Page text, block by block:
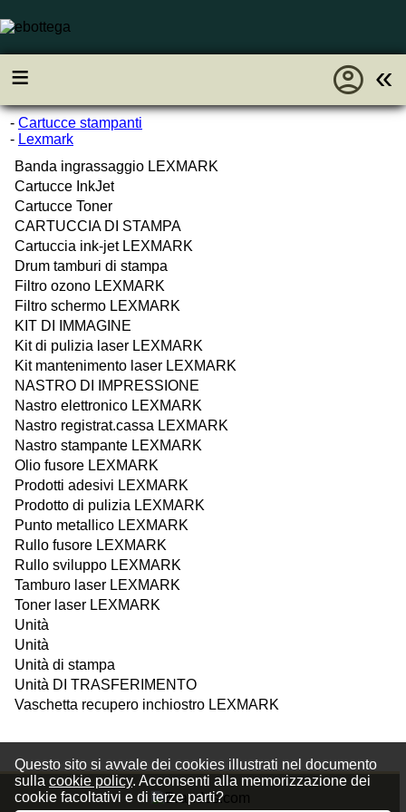
Questo sito si avvale dei cookies illustrati nel documento
sulla cookie policy. Acconsenti alla memorizzazione dei
cookie facoltativi e di terze parti?
≡ «
account_circle
- Cartucce stampanti
- Lexmark
Banda ingrassaggio LEXMARK
Cartucce InkJet
Cartucce Toner
CARTUCCIA DI STAMPA
Cartuccia ink-jet LEXMARK
Drum tamburi di stampa
Filtro ozono LEXMARK
Filtro schermo LEXMARK
KIT DI IMMAGINE
Kit di pulizia laser LEXMARK
Kit mantenimento laser LEXMARK
NASTRO DI IMPRESSIONE
Nastro elettronico LEXMARK
Nastro registrat.cassa LEXMARK
Nastro stampante LEXMARK
Olio fusore LEXMARK
Prodotti adesivi LEXMARK
Prodotto di pulizia LEXMARK
Punto metallico LEXMARK
Rullo fusore LEXMARK
Rullo sviluppo LEXMARK
Tamburo laser LEXMARK
Toner laser LEXMARK
Unità
Unità
Unità di stampa
Unità DI TRASFERIMENTO
Vaschetta recupero inchiostro LEXMARK